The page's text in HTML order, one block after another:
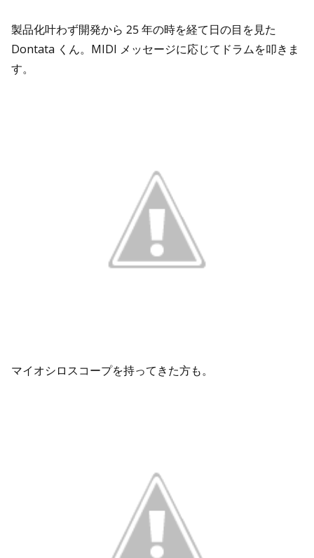
製品化叶わず開発から 25 年の時を経て日の目を見た
Dontata くん。MIDI メッセージに応じてドラムを叩きま
す。
マイオシロスコープを持ってきた方も。